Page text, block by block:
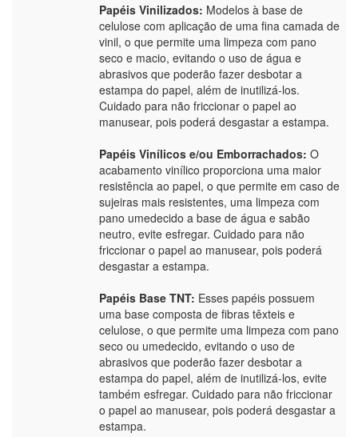
Papéis Vinilizados: Modelos à base de
celulose com aplicação de uma fina camada de
vinil, o que permite uma limpeza com pano
seco e macio, evitando o uso de água e
abrasivos que poderão fazer desbotar a
estampa do papel, além de inutilizá-los.
Cuidado para não friccionar o papel ao
manusear, pois poderá desgastar a estampa.
Papéis Vinílicos e/ou Emborrachados: O
acabamento vinílico proporciona uma maior
resistência ao papel, o que permite em caso de
sujeiras mais resistentes, uma limpeza com
pano umedecido a base de água e sabão
neutro, evite esfregar. Cuidado para não
friccionar o papel ao manusear, pois poderá
desgastar a estampa.
Papéis Base TNT: Esses papéis possuem
uma base composta de fibras têxteis e
celulose, o que permite uma limpeza com pano
seco ou umedecido, evitando o uso de
abrasivos que poderão fazer desbotar a
estampa do papel, além de inutilizá-los, evite
também esfregar. Cuidado para não friccionar
o papel ao manusear, pois poderá desgastar a
estampa.